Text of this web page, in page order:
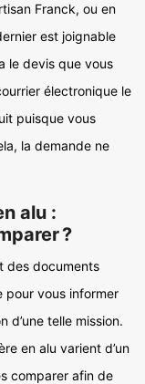
Franck, ou en
est joignable
le devis que vous
électronique le
puisque vous
la demande ne
alu :
?
des documents
pour vous informer
d’une telle mission.
en alu varient d’un
comparer afin de